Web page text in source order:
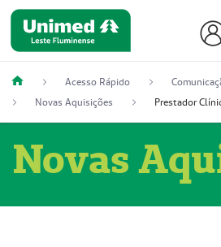
Acesso Rápido
Novas Aquisições
Novas